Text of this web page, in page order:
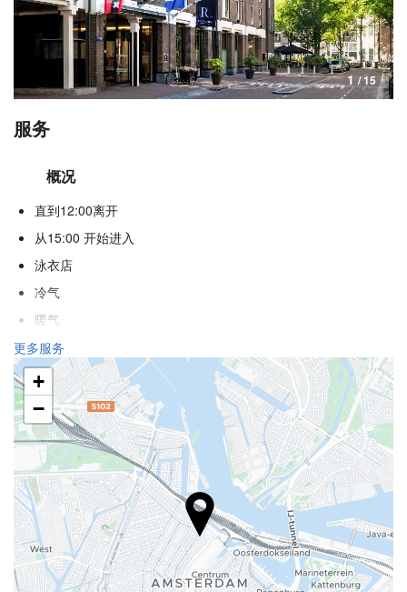
1 / 15
服务
概况
直到12:00离开
从15:00 开始进入
泳衣店
冷气
暖气
电梯
残疾人专用入口
不吸烟房
酒店各处禁烟
防过敏客房
隔音客房
不允许宠物
食品与饮品
更多服务
+
−